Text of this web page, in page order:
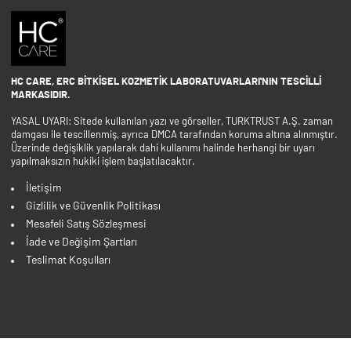
HC CARE, ERC BITKISEL KOZMETIK LABORATUVARLARI'NIN TESCILLI
MARKASIDIR.
YASAL UYARI: Sitede kullanılan yazı ve görseller, TURKTRUST A.Ş. zaman
damgası ile tescillenmiş, ayrıca DMCA tarafından koruma altına alınmıştır.
Üzerinde değişiklik yapılarak dahi kullanımı halinde herhangi bir uyarı
yapılmaksızın hukiki işlem başlatılacaktır.
İletişim
Gizlilik ve Güvenlik Politikası
Mesafeli Satış Sözleşmesi
İade ve Değişim Şartları
Teslimat Koşulları